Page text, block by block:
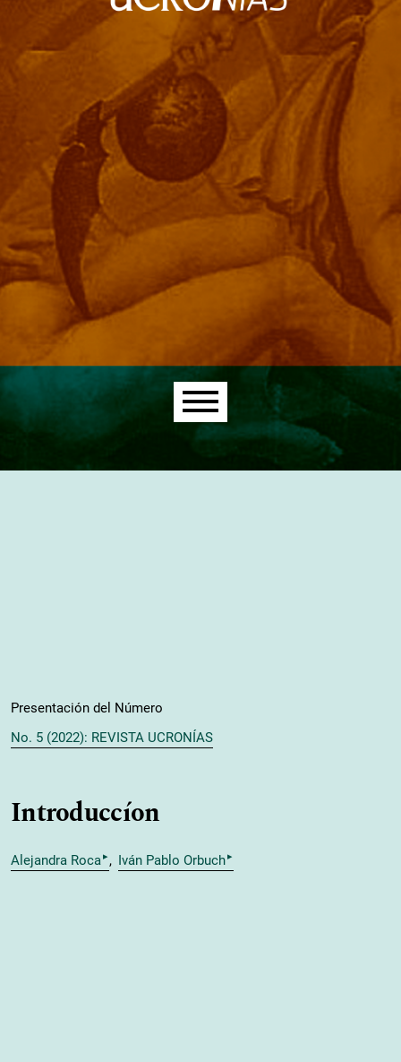
Main menu
Presentación del Número
No. 5 (2022): REVISTA UCRONÍAS
Introduccíon
Alejandra Roca▸ Iván Pablo Orbuch▸